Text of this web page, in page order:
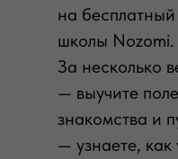
на
школы Nozomi.
За несколько
— выучите
знакомства и
— узнаете,